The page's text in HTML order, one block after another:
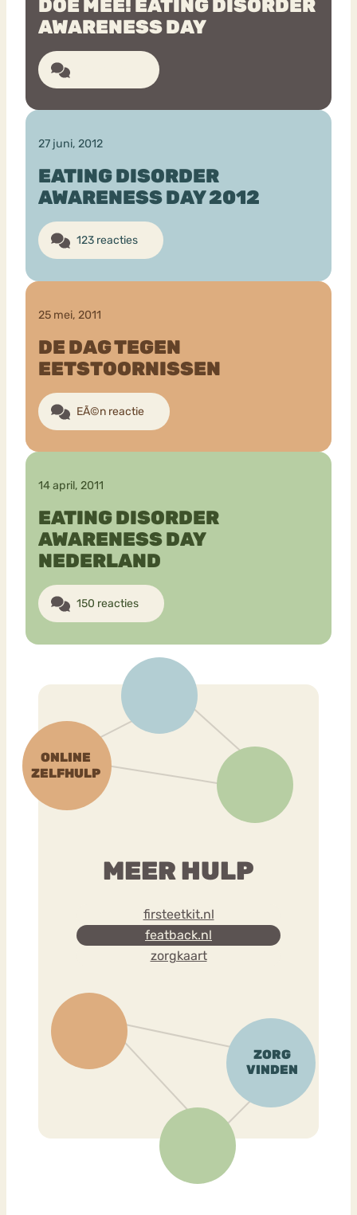
DOE MEE! EATING DISORDER
AWARENESS DAY
27 juni, 2012
EATING DISORDER
AWARENESS DAY 2012
123 reacties
25 mei, 2011
DE DAG TEGEN
EETSTOORNISSEN
EÃ©n reactie
14 april, 2011
EATING DISORDER
AWARENESS DAY
NEDERLAND
150 reacties
MEER HULP
firsteetkit.nl
featback.nl
zorgkaart